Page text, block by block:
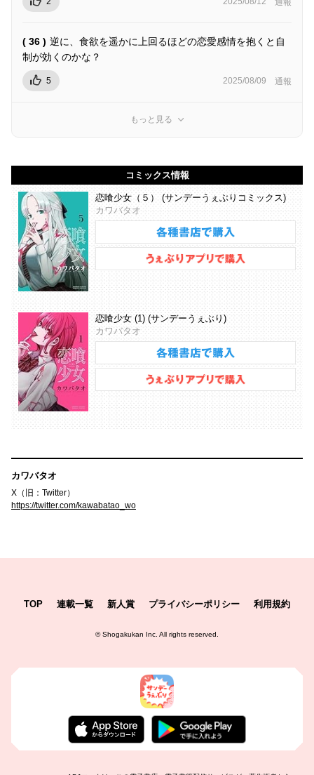
( 36 ) 逆に、食欲を遥かに上回るほどの恋愛感情を抱くと自
制が効くのかな？
5 2025/08/09 通報
もっと見る
コミックス情報
恋喰少女（５） (サンデーうぇぶりコミックス)
カワバタオ
恋喰少女 (1) (サンデーうぇぶり)
カワバタオ
カワバタオ
X（旧：Twitter）
https://twitter.com/kawabatao_wo
TOP 連載一覧 新人賞 プライバシーポリシー 利用規約
©Shogakukan Inc. All rights reserved.